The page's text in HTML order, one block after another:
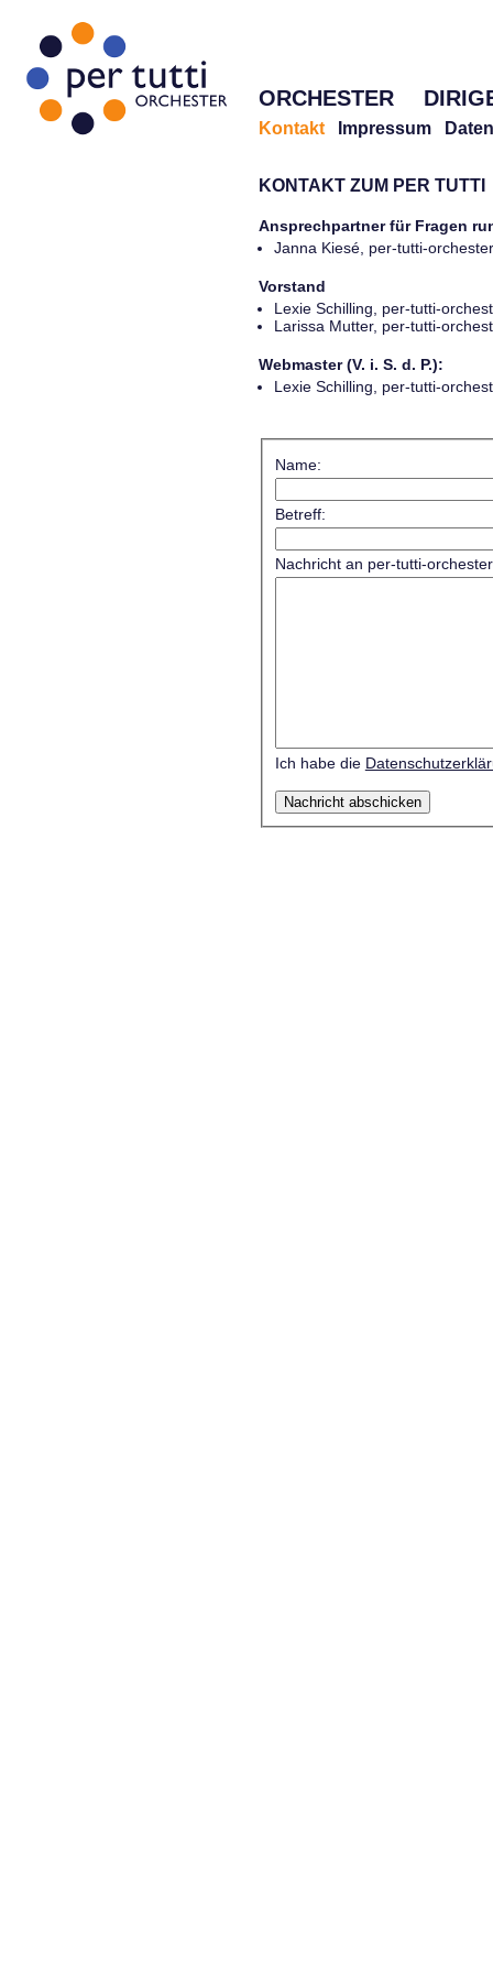
ORCHESTER
Kontakt Impressum
KONTAKT ZUM PER TUTTI
Ansprechpartner für Fragen
Janna Kiesé, per-tutti-
Vorstand
Lexie Schilling, per-tutti-
Larissa Mutter, per-tutti-
Webmaster (V. i. S. d. P.):
Lexie Schilling, per-tutti-
Name:
Betreff:
Nachricht an per-tutti-
Ich habe die